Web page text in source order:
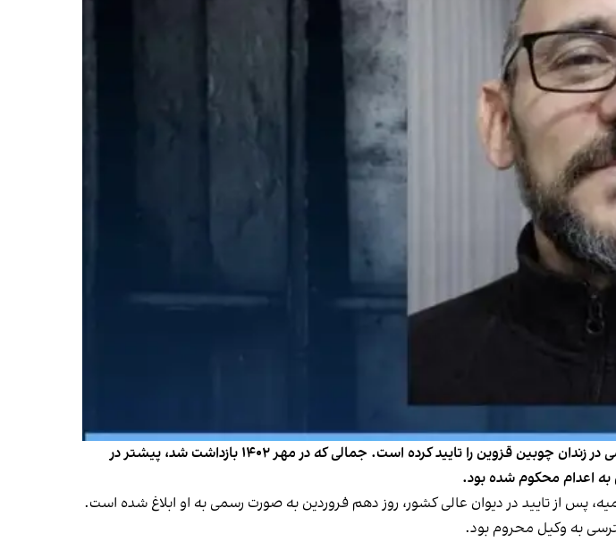
رسانه‌های حقوق بشری خبر دادند که قوه قضائیه حکم اعدام منصور جمالی، زندانی سیاسی در زندان چوبین‌ قزوین را تایید کرده است. جمالی که در مهر ۱۴۰۲ بازداشت شد، پیشتر در
به اعدام محکوم شده بود.
به وکیل محروم بود.